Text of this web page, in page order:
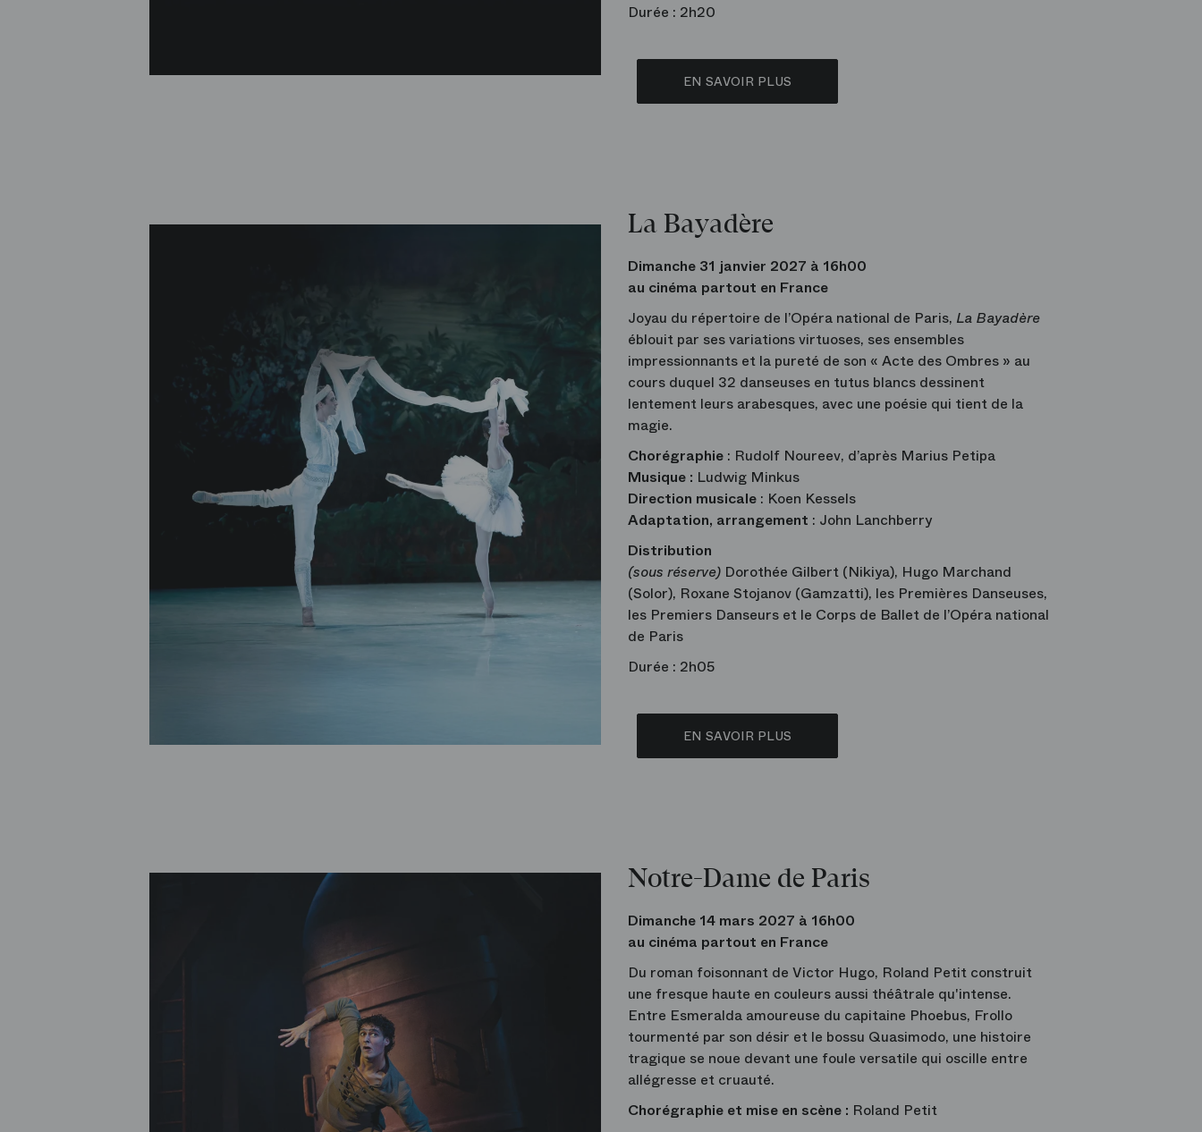
Durée : 2h20
EN SAVOIR PLUS
La Bayadère
Dimanche 31 janvier 2027 à 16h00
au cinéma partout en France
Joyau du répertoire de l’Opéra national de Paris, La Bayadère
éblouit par ses variations virtuoses, ses ensembles
impressionnants et la pureté de son « Acte des Ombres » au
cours duquel 32 danseuses en tutus blancs dessinent
lentement leurs arabesques, avec une poésie qui tient de la
magie.
Chorégraphie : Rudolf Noureev, d’après Marius Petipa
Musique : Ludwig Minkus
Direction musicale : Koen Kessels
Adaptation, arrangement : John Lanchberry
Distribution
(sous réserve) Dorothée Gilbert (Nikiya), Hugo Marchand
(Solor), Roxane Stojanov (Gamzatti), les Premières Danseuses,
les Premiers Danseurs et le Corps de Ballet de l’Opéra national
de Paris
Durée : 2h05
EN SAVOIR PLUS
Notre-Dame de Paris
Dimanche 14 mars 2027 à 16h00
au cinéma partout en France
Du roman foisonnant de Victor Hugo, Roland Petit construit
une fresque haute en couleurs aussi théâtrale qu'intense.
Entre Esmeralda amoureuse du capitaine Phoebus, Frollo
tourmenté par son désir et le bossu Quasimodo, une histoire
tragique se noue devant une foule versatile qui oscille entre
allégresse et cruauté.
Chorégraphie et mise en scène : Roland Petit